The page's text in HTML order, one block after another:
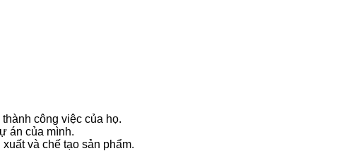
công việc của họ.
án của mình.
và chế tạo sản phẩm.